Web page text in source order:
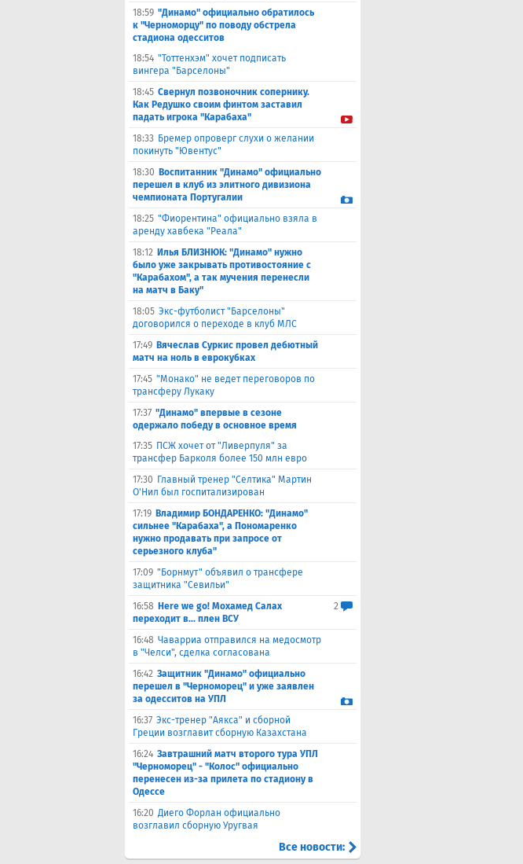
18:59 "Динамо" официально обратилось
к "Черноморцу" по поводу обстрела
стадиона одесситов
18:54 "Тоттенхэм" хочет подписать
вингера "Барселоны"
18:45 Свернул позвоночник сопернику.
Как Редушко своим финтом заставил
падать игрока "Карабаха"
18:33 Бремер опроверг слухи о желании
покинуть "Ювентус"
18:30 Воспитанник "Динамо" официально
перешел в клуб из элитного дивизиона
чемпионата Португалии
18:25 "Фиорентина" официально взяла в
аренду хавбека "Реала"
18:12 Илья БЛИЗНЮК: "Динамо" нужно
было уже закрывать противостояние с
"Карабахом", а так мучения перенесли
на матч в Баку"
18:05 Экс-футболист "Барселоны"
договорился о переходе в клуб МЛС
17:49 Вячеслав Суркис провел дебютный
матч на ноль в еврокубках
17:45 "Монако" не ведет переговоров по
трансферу Лукаку
17:37 "Динамо" впервые в сезоне
одержало победу в основное время
17:35 ПСЖ хочет от "Ливерпуля" за
трансфер Барколя более 150 млн евро
17:30 Главный тренер "Селтика" Мартин
О'Нил был госпитализирован
17:19 Владимир БОНДАРЕНКО: "Динамо"
сильнее "Карабаха", а Пономаренко
нужно продавать при запросе от
серьезного клуба"
17:09 "Борнмут" объявил о трансфере
защитника "Севильи"
16:58 Here we go! Мохамед Салах
переходит в... плен ВСУ
2
16:48 Чаварриа отправился на медосмотр
в "Челси", сделка согласована
16:42 Защитник "Динамо" официально
перешел в "Черноморец" и уже заявлен
за одесситов на УПЛ
16:37 Экс-тренер "Аякса" и сборной
Греции возглавит сборную Казахстана
16:24 Завтрашний матч второго тура УПЛ
"Черноморец" - "Колос" официально
перенесен из-за прилета по стадиону в
Одессе
16:20 Диего Форлан официально
возглавил сборную Уругвая
Все новости: